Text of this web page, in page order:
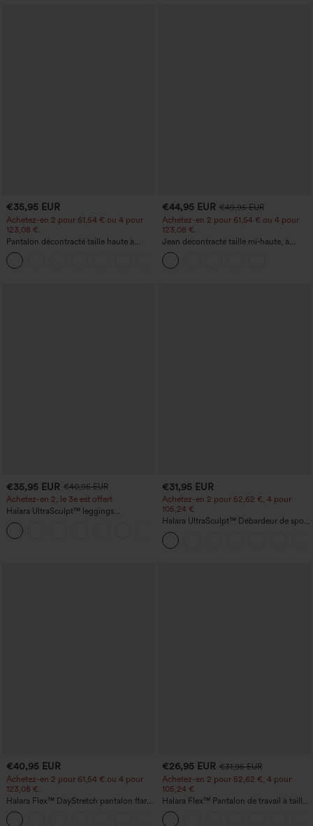
€35,95 EUR
Achetez-en 2 pour 61,54 € ou 4 pour
123,08 €.
Pantalon décontracté taille haute à
jambe droite, effet lin, avec poches
€44,95 EUR €49,95 EUR
Achetez-en 2 pour 61,54 € ou 4 pour
123,08 €.
Jean décontracté taille mi‑haute, à
cordon de serrage, avec poches
€35,95 EUR €40,95 EUR
Achetez-en 2, le 3e est offert
Halara UltraSculpt™ leggings
d'entraînement taille haute — fronces
liftantes pour le fessier, maintien gainant
du ventre et poche
€31,95 EUR
Achetez-en 2 pour 52,62 €, 4 pour
105,24 €
Halara UltraSculpt™ Débardeur de sport
à col rond et ourlet arrondi
€40,95 EUR
Achetez-en 2 pour 61,54 € ou 4 pour
123,08 €.
Halara Flex™ DayStretch pantalon flare
de travail, taille mi-haute, poche latérale
zippée
€26,95 EUR €31,95 EUR
Achetez-en 2 pour 52,62 €, 4 pour
105,24 €
Halara Flex™ Pantalon de travail à taille
haute, jambe large, avec poches, en
maille gaufrée